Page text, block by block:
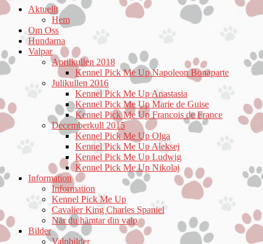
Aktuellt
Hem
Om Oss
Hundarna
Valpar
Aprilkullen 2018
Kennel Pick Me Up Napoleon Bonaparte
Julikullen 2016
Kennel Pick Me Up Anastasia
Kennel Pick Me Up Marie de Guise
Kennel Pick Me Up Francois de France
Decemberkull 2015
Kennel Pick Me Up Olga
Kennel Pick Me Up Aleksej
Kennel Pick Me Up Ludwig
Kennel Pick Me Up Nikolaj
Information
Information
Kennel Pick Me Up
Cavalier King Charles Spaniel
När du hämtar din valp
Bilder
Valpbilder